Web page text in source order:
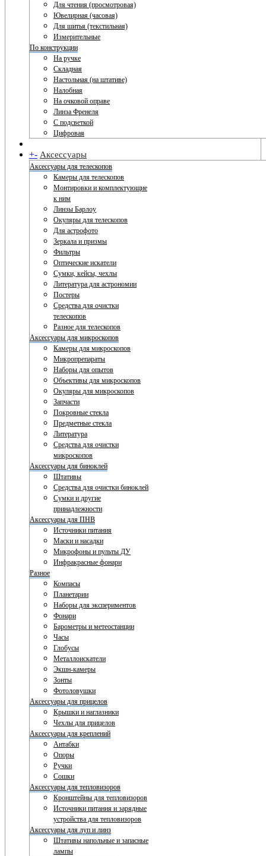
Для чтения (просмотровая)
Ювелирная (часовая)
Для шитья (текстильная)
Измерительные
По конструкции
На ручке
Складная
Настольная (на штативе)
Налобная
На очковой оправе
Линза Френеля
С подсветкой
Цифровая
+- Аксессуары
Аксессуары для телескопов
Камеры для телескопов
Монтировки и комплектующие
к ним
Линзы Барлоу
Окуляры для телескопов
Для астрофото
Зеркала и призмы
Фильтры
Оптические искатели
Сумки, кейсы, чехлы
Литература для астрономии
Постеры
Средства для очистки
телескопов
Разное для телескопов
Аксессуары для микроскопов
Камеры для микроскопов
Микропрепараты
Наборы для опытов
Объективы для микроскопов
Окуляры для микроскопов
Запчасти
Покровные стекла
Предметные стекла
Литература
Средства для очистки
микроскопов
Аксессуары для биноклей
Штативы
Средства для очистки биноклей
Сумки и другие
принадлежности
Аксессуары для ПНВ
Источники питания
Маски и насадки
Микрофоны и пульты ДУ
Инфракрасные фонари
Разное
Компасы
Планетарии
Наборы для экспериментов
Фонари
Барометры и метеостанции
Часы
Глобусы
Металлоискатели
Экшн-камеры
Зонты
Фотоловушки
Аксессуары для прицелов
Крышки и наглазники
Чехлы для прицелов
Аксессуары для креплений
Антабки
Опоры
Ручки
Сошки
Аксессуары для тепловизоров
Кронштейны для тепловизоров
Источники питания и зарядные
устройства для тепловизоров
Аксессуары для луп и линз
Штативы напольные и запасные
лампы